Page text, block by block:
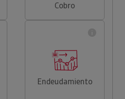
Cobro
Endeudamiento